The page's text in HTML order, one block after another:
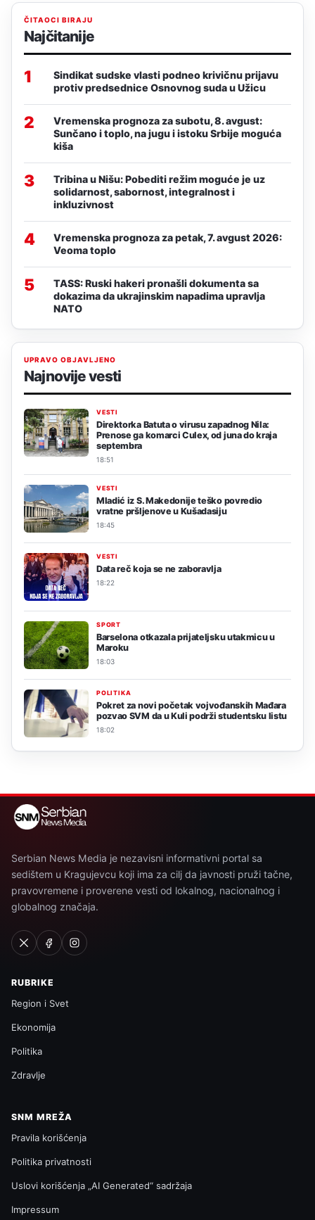
ČITAOCI BIRAJU
Najčitanije
1
Sindikat sudske vlasti podneo krivičnu prijavu
protiv predsednice Osnovnog suda u Užicu
2
Vremenska prognoza za subotu, 8. avgust:
Sunčano i toplo, na jugu i istoku Srbije moguća
kiša
3
Tribina u Nišu: Pobediti režim moguće je uz
solidarnost, sabornost, integralnost i
inkluzivnost
4
Vremenska prognoza za petak, 7. avgust 2026:
Veoma toplo
5
TASS: Ruski hakeri pronašli dokumenta sa
dokazima da ukrajinskim napadima upravlja
NATO
UPRAVO OBJAVLJENO
Najnovije vesti
VESTI
Direktorka Batuta o virusu zapadnog Nila:
Prenose ga komarci Culex, od juna do kraja
septembra
18:51
VESTI
Mladić iz S. Makedonije teško povredio
vratne pršljenove u Kušadasiju
18:45
VESTI
Data reč koja se ne zaboravlja
18:22
SPORT
Barselona otkazala prijateljsku utakmicu u
Maroku
18:03
POLITIKA
Pokret za novi početak vojvođanskih Mađara
pozvao SVM da u Kuli podrži studentsku listu
18:02
Serbian News Media je nezavisni informativni portal sa
sedištem u Kragujevcu koji ima za cilj da javnosti pruži tačne,
pravovremene i proverene vesti od lokalnog, nacionalnog i
globalnog značaja.
RUBRIKE
Region i Svet
Ekonomija
Politika
Zdravlje
SNM MREŽA
Pravila korišćenja
Politika privatnosti
Uslovi korišćenja „AI Generated“ sadržaja
Impressum